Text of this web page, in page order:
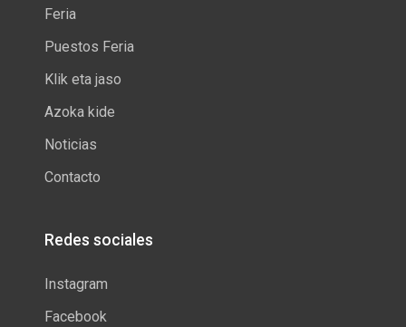
Feria
Puestos Feria
Klik eta jaso
Azoka kide
Noticias
Contacto
Redes sociales
Instagram
Facebook